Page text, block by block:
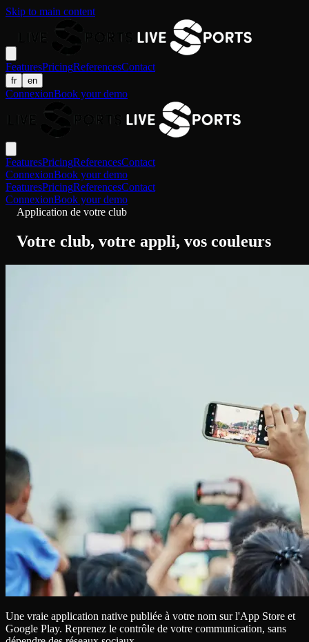
Skip to main content
FeaturesPricingReferencesContact
fr en
ConnexionBook your demo
FeaturesPricingReferencesContact
ConnexionBook your demo
FeaturesPricingReferencesContact
ConnexionBook your demo
Application de votre club
Votre club, votre appli, vos couleurs
Une vraie application native publiée à votre nom sur l'App Store et
Google Play. Reprenez le contrôle de votre communication, sans